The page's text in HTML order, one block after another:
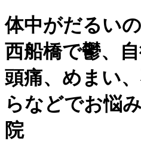
体中がだるい
西船橋で鬱、
頭痛、めまい
らなどでお悩
院